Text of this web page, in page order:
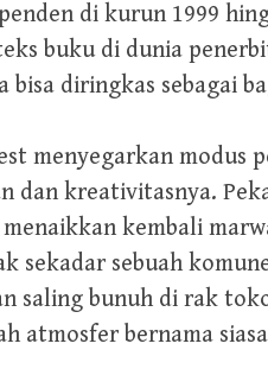
di kurun 1999
buku di dunia
diringkas sebagai
menyegarkan
dan kreativitasnya.
kembali
sekadar sebuah
saling bunuh di rak
atmosfer bernama